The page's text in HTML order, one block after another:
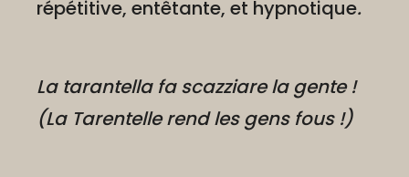
répétitive, entêtante, et hypnotique.
La tarantella fa scazziare la gente !
(La Tarentelle rend les gens fous !)